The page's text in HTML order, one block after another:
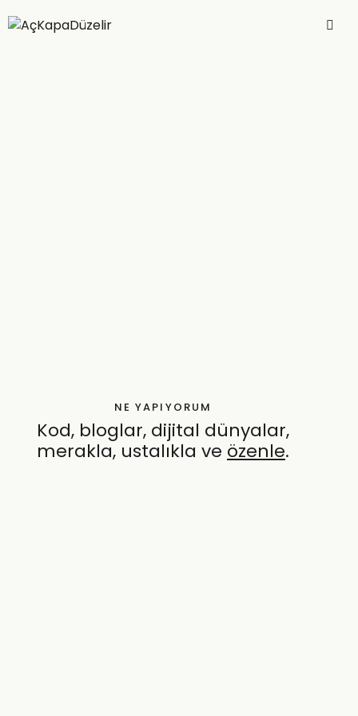
NE YAPIYORUM
Kod, bloglar, dijital dünyalar,
merakla, ustalıkla ve özenle.